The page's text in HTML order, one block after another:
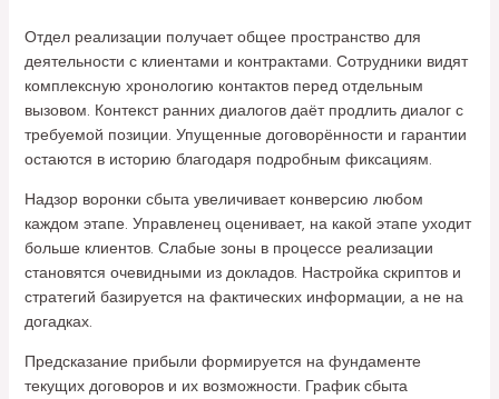
Отдел реализации получает общее пространство для
деятельности с клиентами и контрактами. Сотрудники видят
комплексную хронологию контактов перед отдельным
вызовом. Контекст ранних диалогов даёт продлить диалог с
требуемой позиции. Упущенные договорённости и гарантии
остаются в историю благодаря подробным фиксациям.
Надзор воронки сбыта увеличивает конверсию любом
каждом этапе. Управленец оценивает, на какой этапе уходит
больше клиентов. Слабые зоны в процессе реализации
становятся очевидными из докладов. Настройка скриптов и
стратегий базируется на фактических информации, а не на
догадках.
Предсказание прибыли формируется на фундаменте
текущих договоров и их возможности. График сбыта